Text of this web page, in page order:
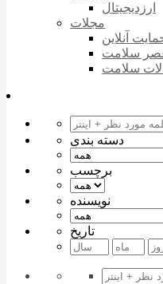
ارزدیجیتال
مجلات
آنلاین
سلامت
سلامت
دسته بندی
برچسب
نویسنده
تاریخ